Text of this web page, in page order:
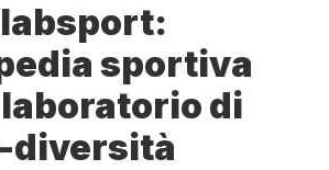
sportiva
di
diversità